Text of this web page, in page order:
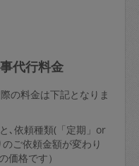
代行料金
の料金は下記となりま
､依頼種類(「定期」or
ご依頼金額が変わり
価格です）